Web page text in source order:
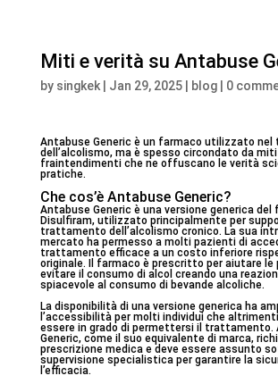
Miti e verità su Antabuse
by singkek| Jan 29, 2025| blog| 0
Antabuse Generic è un farmaco utilizzato
dell’alcolismo, ma è spesso circondato da miti
fraintendimenti che ne offuscano le verità
pratiche.
Che cos’è Antabuse Generic?
Antabuse Generic è una versione generica del
Disulfiram, utilizzato principalmente per
trattamento dell’alcolismo cronico. La sua
mercato ha permesso a molti pazienti di
trattamento efficace a un costo inferiore
originale. Il farmaco è prescritto per aiutare le
evitare il consumo di alcol creando una
spiacevole al consumo di bevande alcoliche.
La disponibilità di una versione generica ha
l’accessibilità per molti individui che
essere in grado di permettersi il trattamento.
Generic, come il suo equivalente di marca,
prescrizione medica e deve essere assunto
supervisione specialistica per garantire la
l’efficacia.